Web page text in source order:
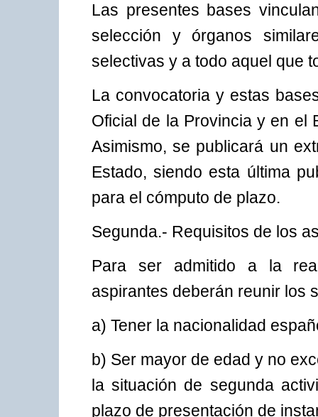
Las presentes bases
selección y órganos
selectivas y a todo aquel que
La convocatoria y estas
Oficial de la Provincia y en el
Asimismo, se publicará un
Estado, siendo esta última
para el cómputo de plazo.
Segunda.- Requisitos de los
Para ser admitido a la
aspirantes deberán reunir los
a) Tener la nacionalidad
b) Ser mayor de edad y no
la situación de segunda
plazo de presentación de